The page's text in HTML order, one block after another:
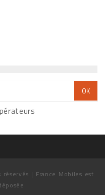
| France Mobiles est